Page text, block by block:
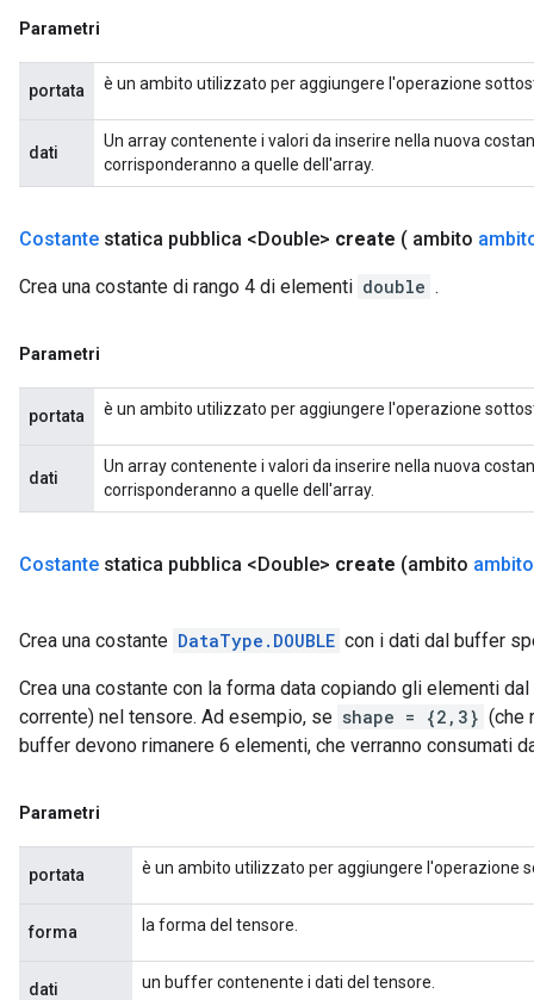
Parametri
portata è un ambito utilizzato per aggiungere l'operazione
dati
Un array contenente i valori da inserire nella nuova
corrisponderanno a quelle dell'array.
Costante statica pubblica <Double> create ( ambito
Crea una costante di rango 4 di elementi double .
Parametri
portata è un ambito utilizzato per aggiungere l'operazione
dati
Un array contenente i valori da inserire nella nuova
corrisponderanno a quelle dell'array.
Costante statica pubblica <Double> create (ambito ambito
Crea una costante DataType.DOUBLE con i dati dal buffer
Crea una costante con la forma data copiando gli elementi
corrente) nel tensore. Ad esempio, se shape = {2,3} (che
buffer devono rimanere 6 elementi, che verranno consumati
Parametri
portata è un ambito utilizzato per aggiungere l'operazione
forma la forma del tensore.
dati un buffer contenente i dati del tensore.